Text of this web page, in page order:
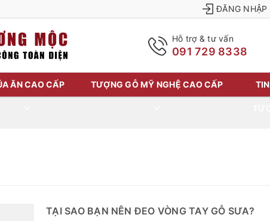
ĐĂNG NHẬP
Hỗ trợ & tư vấn
091 729 8338
ĂN CAO CẤP TƯỢNG GỖ MỸ NGHỆ CAO CẤP TIN
TẠI SAO BẠN NÊN ĐEO VÒNG TAY GỖ SƯA?